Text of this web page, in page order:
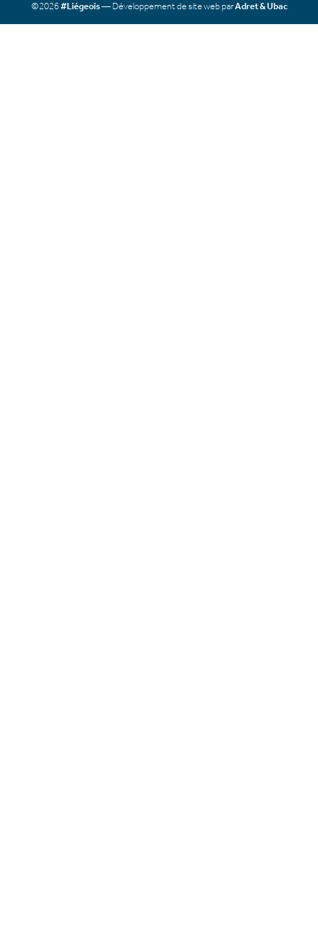
©2026#Liégeois— Développement de site web parAdret & Ubac